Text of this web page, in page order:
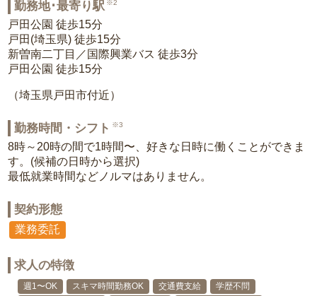
勤務地･最寄り駅 ※2
戸田公園 徒歩15分
戸田(埼玉県) 徒歩15分
新曽南二丁目／国際興業バス 徒歩3分
戸田公園 徒歩15分
（埼玉県戸田市付近）
勤務時間・シフト ※3
8時～20時の間で1時間〜、好きな日時に働くことができま
す。(候補の日時から選択)
最低就業時間などノルマはありません。
契約形態
業務委託
求人の特徴
週1〜OK スキマ時間勤務OK 交通費支給
学歴不問